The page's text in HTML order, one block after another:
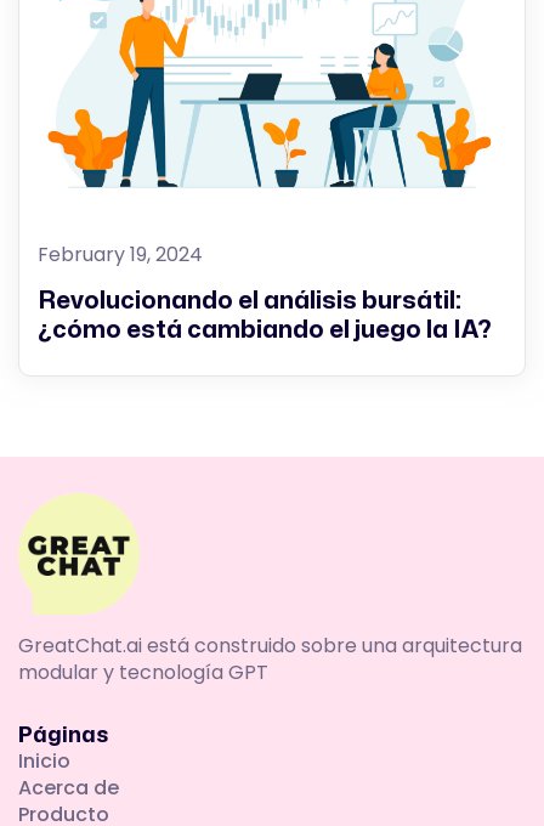
February 19, 2024
Revolucionando el análisis bursátil:
¿cómo está cambiando el juego la IA?
GreatChat.ai está construido sobre una arquitectura
modular y tecnología GPT
Páginas
Inicio
Acerca de
Producto